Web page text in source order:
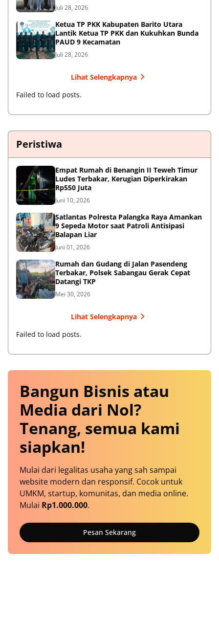
Juli 28, 2026
Ketua TP PKK Kabupaten Barito Utara
Lantik Ketua TP PKK dan Kukuhkan Bunda
PAUD 9 Kecamatan
Juli 28, 2026
Lihat Selengkapnya
Failed to load posts.
Peristiwa
Empat Rumah di Benangin II Teweh Timur
Ludes Terbakar, Kerugian Diperkirakan
Rp550 Juta
Juni 10, 2026
Satlantas Polresta Palangka Raya Amankan
9 Sepeda Motor saat Patroli Antisipasi
Balapan Liar
Juni 01, 2026
Rumah dan Gudang di Jalan Pasendeng
Terbakar, Polsek Sabangau Gerak Cepat
Datangi TKP
Mei 30, 2026
Lihat Selengkapnya
Failed to load posts.
Bangun Bisnis atau
Media dari Nol?
Tenang, semua kami
siapkan!
Mulai dari legalitas usaha yang sah sampai
website modern dan responsif. Cocok untuk
UMKM, startup, komunitas, dan media online.
Mulai Rp1.000.000.
Pesan Sekarang